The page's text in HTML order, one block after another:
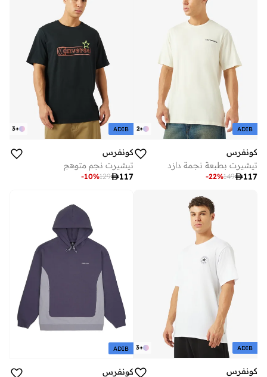
+
2 ADIB
كونفرس
تيشيرت بطبعة نجمة دازد
117
149
-22%
+
3 ADIB
كونفرس
تيشيرت نجم متوهج
117
129
-10%
+
3 ADIB
كونفرس
ADIB
كونفرس